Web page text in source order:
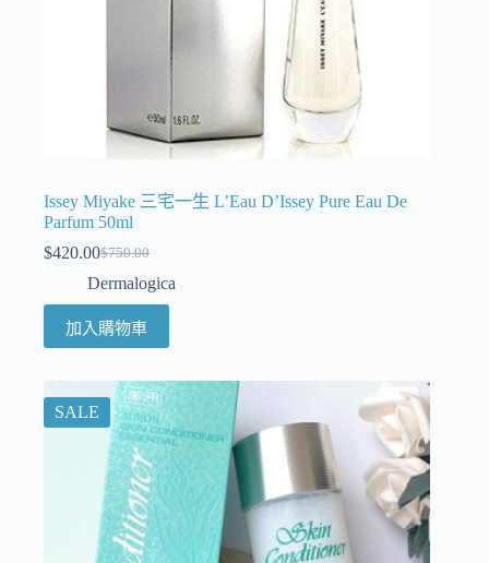
Issey Miyake 三宅一生 L’Eau D’Issey Pure Eau De
Parfum 50ml
$750.00
$420.00
Dermalogica
加入購物車
SALE